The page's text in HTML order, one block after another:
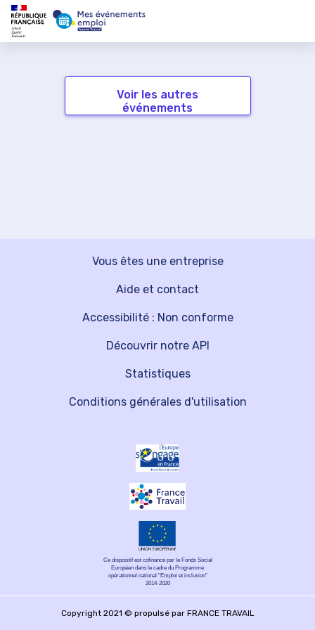
Voir les autres
événements
Vous êtes une entreprise
Découvrir notre API
Aide et contact
Statistiques
Accessibilité : Non conforme
Conditions générales d'utilisation
Ce dispositif est cofinancé par le Fonds Social
Européen dans le cadre du Programme
opérationnel national "Emploi et inclusion"
2014-2020
Copyright 2021 © propulsé par FRANCE TRAVAIL